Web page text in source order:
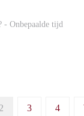
- Onbepaalde tijd
2 3 4